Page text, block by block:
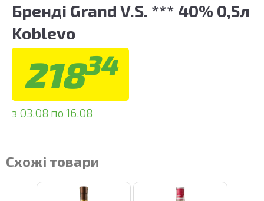
Бренді Grand V.S. *** 40% 0,5л
Koblevo
21834
з 03.08 по 16.08
Схожі товари